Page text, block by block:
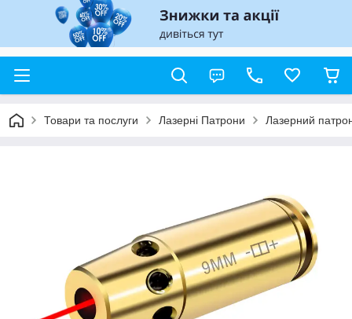
Товари та послуги Лазерні Патрони Лазерний